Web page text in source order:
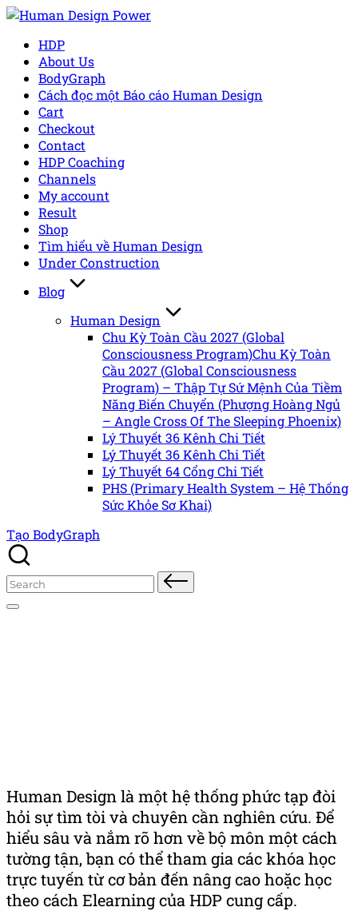
Skip
contentHDP
About Us
BodyGraph
Cách đọc một Báo cáo Human Design
Cart
Checkout
Contact
HDP Coaching
Channels
My account
Result
Shop
Tìm hiểu về Human Design
Under Construction
Blog
Human Design
Chu Kỳ Toàn Cầu 2027 (Global
Consciousness Program)Chu Kỳ Toàn
Cầu 2027 (Global Consciousness
Program) – Thập Tự Sứ Mệnh Của Tiềm
Năng Biến Chuyển (Phượng Hoàng Ngủ
– Angle Cross Of The Sleeping Phoenix)
Lý Thuyết 36 Kênh Chi Tiết
Lý Thuyết 36 Kênh Chi Tiết
Lý Thuyết 64 Cổng Chi Tiết
PHS (Primary Health System – Hệ Thống
Sức Khỏe Sơ Khai)
Tạo BodyGraph
Search
for:
Human Design là một hệ thống phức tạp đòi
hỏi sự tìm tòi và chuyên cần nghiên cứu. Để
hiểu sâu và nắm rõ hơn về bộ môn một cách
tường tận, bạn có thể tham gia các khóa học
trực tuyến từ cơ bản đến nâng cao hoặc học
theo cách Elearning của HDP cung cấp.